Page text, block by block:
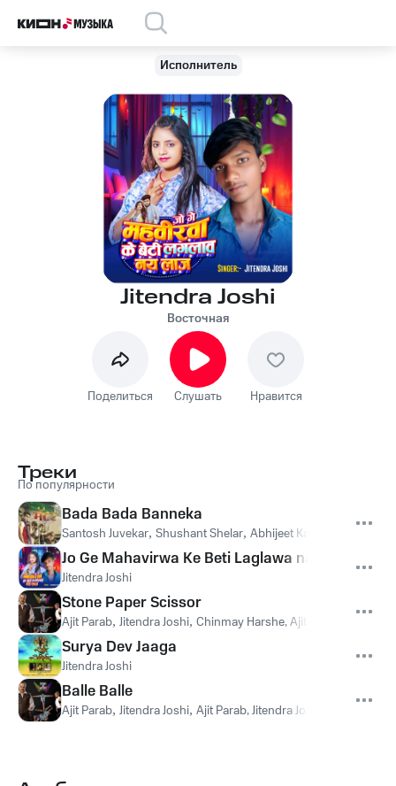
Исполнитель
Jitendra Joshi
Восточная
Поделиться Слушать Нравится
Треки
По популярности
Bada Bada Banneka
Santosh Juvekar, Shushant Shelar, Abhijeet Kawthalkar
Jo Ge Mahavirwa Ke Beti Laglawa nay laaj
Jitendra Joshi
Stone Paper Scissor
Ajit Parab, Jitendra Joshi, Chinmay Harshe, Ajit Parab, Jitendra
Surya Dev Jaaga
Jitendra Joshi
Balle Balle
Ajit Parab, Jitendra Joshi, Ajit Parab, Jitendra Joshi, Ranchy